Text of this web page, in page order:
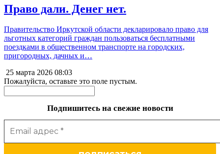
Право дали. Денег нет.
Правительство Иркутской области декларировало право для
льготных категорий граждан пользоваться бесплатными
поездками в общественном транспорте на городских,
пригородных, дачных и…
25 марта 2026 08:03
Пожалуйста, оставьте это поле пустым.
Подпишитесь на свежие новости